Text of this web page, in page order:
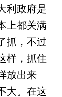
利政府是
上都关满
抓，不过
样，抓住
放出来
大。在这